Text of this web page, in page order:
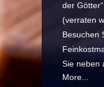
der
(verraten
Besuchen
Sie neben
More...